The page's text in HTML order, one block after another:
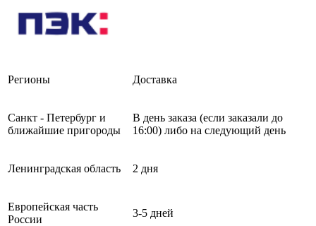
Регионы Доставка
Санкт - Петербург и
ближайшие пригороды
В день заказа (если заказали до
16:00) либо на следующий день
Ленинградская область 2 дня
Европейская часть
России
3-5 дней